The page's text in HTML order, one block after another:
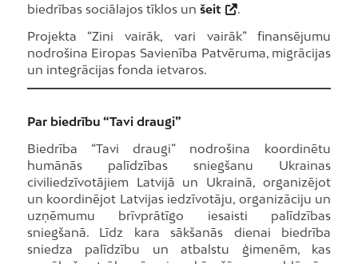
biedrības sociālajos tīklos un šeit
.
Projekta “Zini vairāk, vari vairāk” finansējumu
nodrošina Eiropas Savienība Patvēruma, migrācijas
un integrācijas fonda ietvaros.
Par biedrību “Tavi draugi”
Biedrība “Tavi draugi” nodrošina koordinētu
humānās palīdzības sniegšanu Ukrainas
civiliedzīvotājiem Latvijā un Ukrainā, organizējot
un koordinējot Latvijas iedzīvotāju, organizāciju un
uzņēmumu brīvprātīgo iesaisti palīdzības
sniegšanā. Līdz kara sākšanās dienai biedrība
sniedza palīdzību un atbalstu ģimenēm, kas